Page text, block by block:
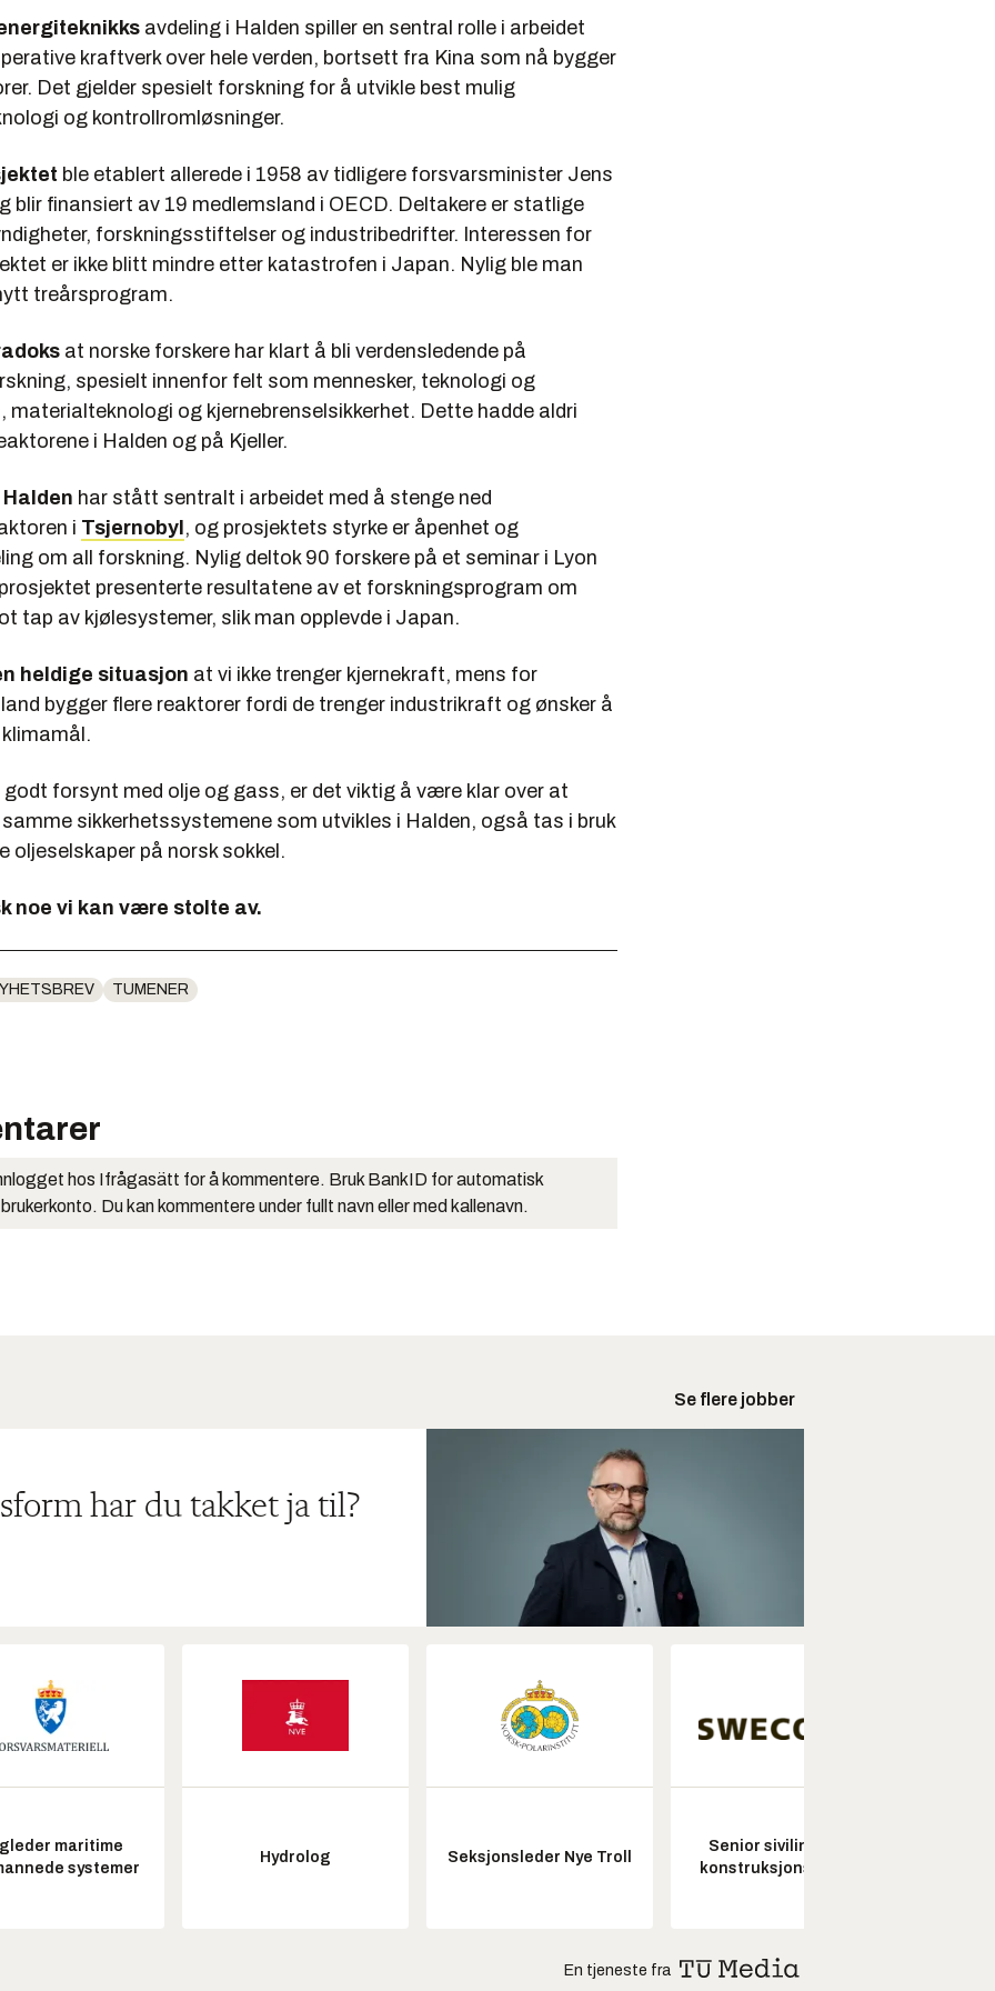
avdeling i Halden spiller en sentral rolle i arbeidet
kraftverk over hele verden, bortsett fra Kina som nå bygger
Det gjelder spesielt forskning for å utvikle best mulig
og kontrollromløsninger.
ble etablert allerede i 1958 av tidligere forsvarsminister Jens
blir finansiert av 19 medlemsland i OECD. Deltakere er statlige
forskningsstiftelser og industribedrifter. Interessen for
er ikke blitt mindre etter katastrofen i Japan. Nylig ble man
treårsprogram.
at norske forskere har klart å bli verdensledende på
spesielt innenfor felt som mennesker, teknologi og
materialteknologi og kjernebrenselsikkerhet. Dette hadde aldri
i Halden og på Kjeller.
har stått sentralt i arbeidet med å stenge ned
i Tsjernobyl , og prosjektets styrke er åpenhet og
om all forskning. Nylig deltok 90 forskere på et seminar i Lyon
presenterte resultatene av et forskningsprogram om
tap av kjølesystemer, slik man opplevde i Japan.
heldige situasjon at vi ikke trenger kjernekraft, mens for
bygger flere reaktorer fordi de trenger industrikraft og ønsker å
godt forsynt med olje og gass, er det viktig å være klar over at
sikkerhetssystemene som utvikles i Halden, også tas i bruk
oljeselskaper på norsk sokkel.
noe vi kan være stolte av.
TUMENER
hos Ifrågasätt for å kommentere. Bruk BankID for automatisk
Du kan kommentere under fullt navn eller med kallenavn.
Se flere jobber
har du takket ja til?
maritime
systemer
Hydrolog Seksjonsleder Nye Troll
Senior sivilingeniør
konstruksjonsteknikk
En tjeneste fra